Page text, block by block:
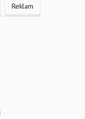
Reklam